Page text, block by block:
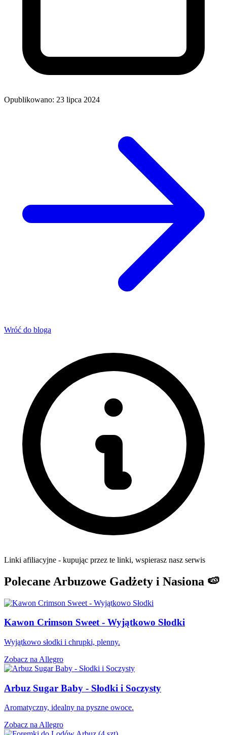
Opublikowano: 23 lipca 2024
Wróć do bloga
Linki afiliacyjne - kupując przez te linki, wspierasz nasz serwis
Polecane Arbuzowe Gadżety i Nasiona 🍉
Kawon Crimson Sweet - Wyjątkowo Słodki
Wyjątkowo słodki i chrupki, plenny.
Zobacz na Allegro
Arbuz Sugar Baby - Słodki i Soczysty
Aromatyczny, idealny na pyszne owoce.
Zobacz na Allegro